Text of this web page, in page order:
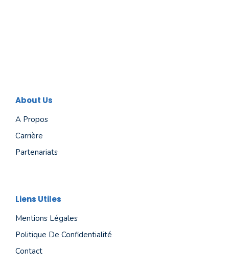
About Us
A Propos
Carrière
Partenariats
Liens Utiles
Mentions Légales
Politique De Confidentialité
Contact